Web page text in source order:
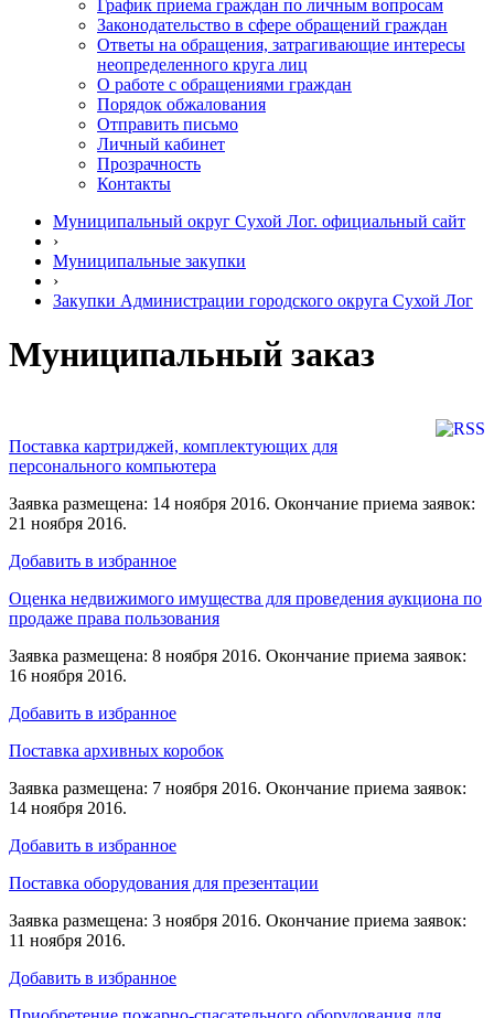
График приема граждан по личным вопросам
Законодательство в сфере обращений граждан
Ответы на обращения, затрагивающие интересы
неопределенного круга лиц
О работе с обращениями граждан
Порядок обжалования
Отправить письмо
Личный кабинет
Прозрачность
Контакты
Муниципальный округ Сухой Лог. официальный сайт
›
Муниципальные закупки
›
Закупки Администрации городского округа Сухой Лог
Муниципальный заказ
Поставка картриджей, комплектующих для
персонального компьютера
Заявка размещена: 14 ноября 2016. Окончание приема заявок:
21 ноября 2016.
Добавить в избранное
Оценка недвижимого имущества для проведения аукциона по
продаже права пользования
Заявка размещена: 8 ноября 2016. Окончание приема заявок:
16 ноября 2016.
Добавить в избранное
Поставка архивных коробок
Заявка размещена: 7 ноября 2016. Окончание приема заявок:
14 ноября 2016.
Добавить в избранное
Поставка оборудования для презентации
Заявка размещена: 3 ноября 2016. Окончание приема заявок:
11 ноября 2016.
Добавить в избранное